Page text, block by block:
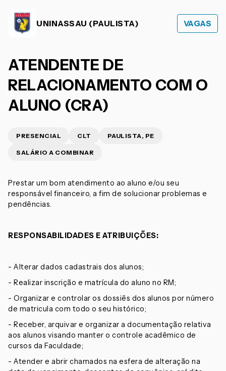
UNINASSAU (PAULISTA) VAGAS
ATENDENTE DE
RELACIONAMENTO COM O
ALUNO (CRA)
PRESENCIAL CLT PAULISTA, PE
SALÁRIO A COMBINAR
Prestar um bom atendimento ao aluno e/ou seu
responsável financeiro, a fim de solucionar problemas e
pendências.
RESPONSABILIDADES E ATRIBUIÇÕES:
- Alterar dados cadastrais dos alunos;
- Realizar inscrição e matrícula do aluno no RM;
- Organizar e controlar os dossiês dos alunos por número
de matricula com todo o seu histórico;
- Receber, arquivar e organizar a documentação relativa
aos alunos visando manter o controle acadêmico de
cursos da Faculdade;
- Atender e abrir chamados na esfera de alteração na